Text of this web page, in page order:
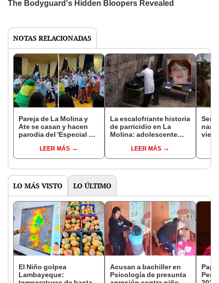
NOTAS RELACIONADAS
Pareja de La Molina y
Ate se casan y hacen
parodia del 'Especial del
LEER MÁS
La escalofriante historia
de parricidio en La
Molina: adolescente
cadáver de su madre
tras asesinarla
LEER MÁS
LO MÁS VISTO LO ÚLTIMO
El Niño golpea
Lambayeque:
Acusan a bachiller en
Psicología de presunta
Perú